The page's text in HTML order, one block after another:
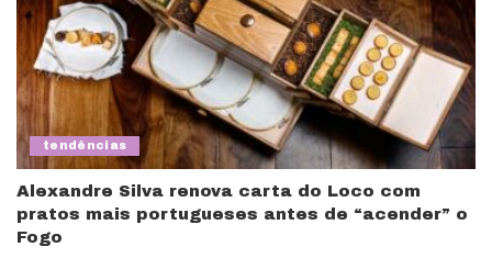
tendências
Alexandre Silva renova carta do Loco com
pratos mais portugueses antes de “acender” o
Fogo